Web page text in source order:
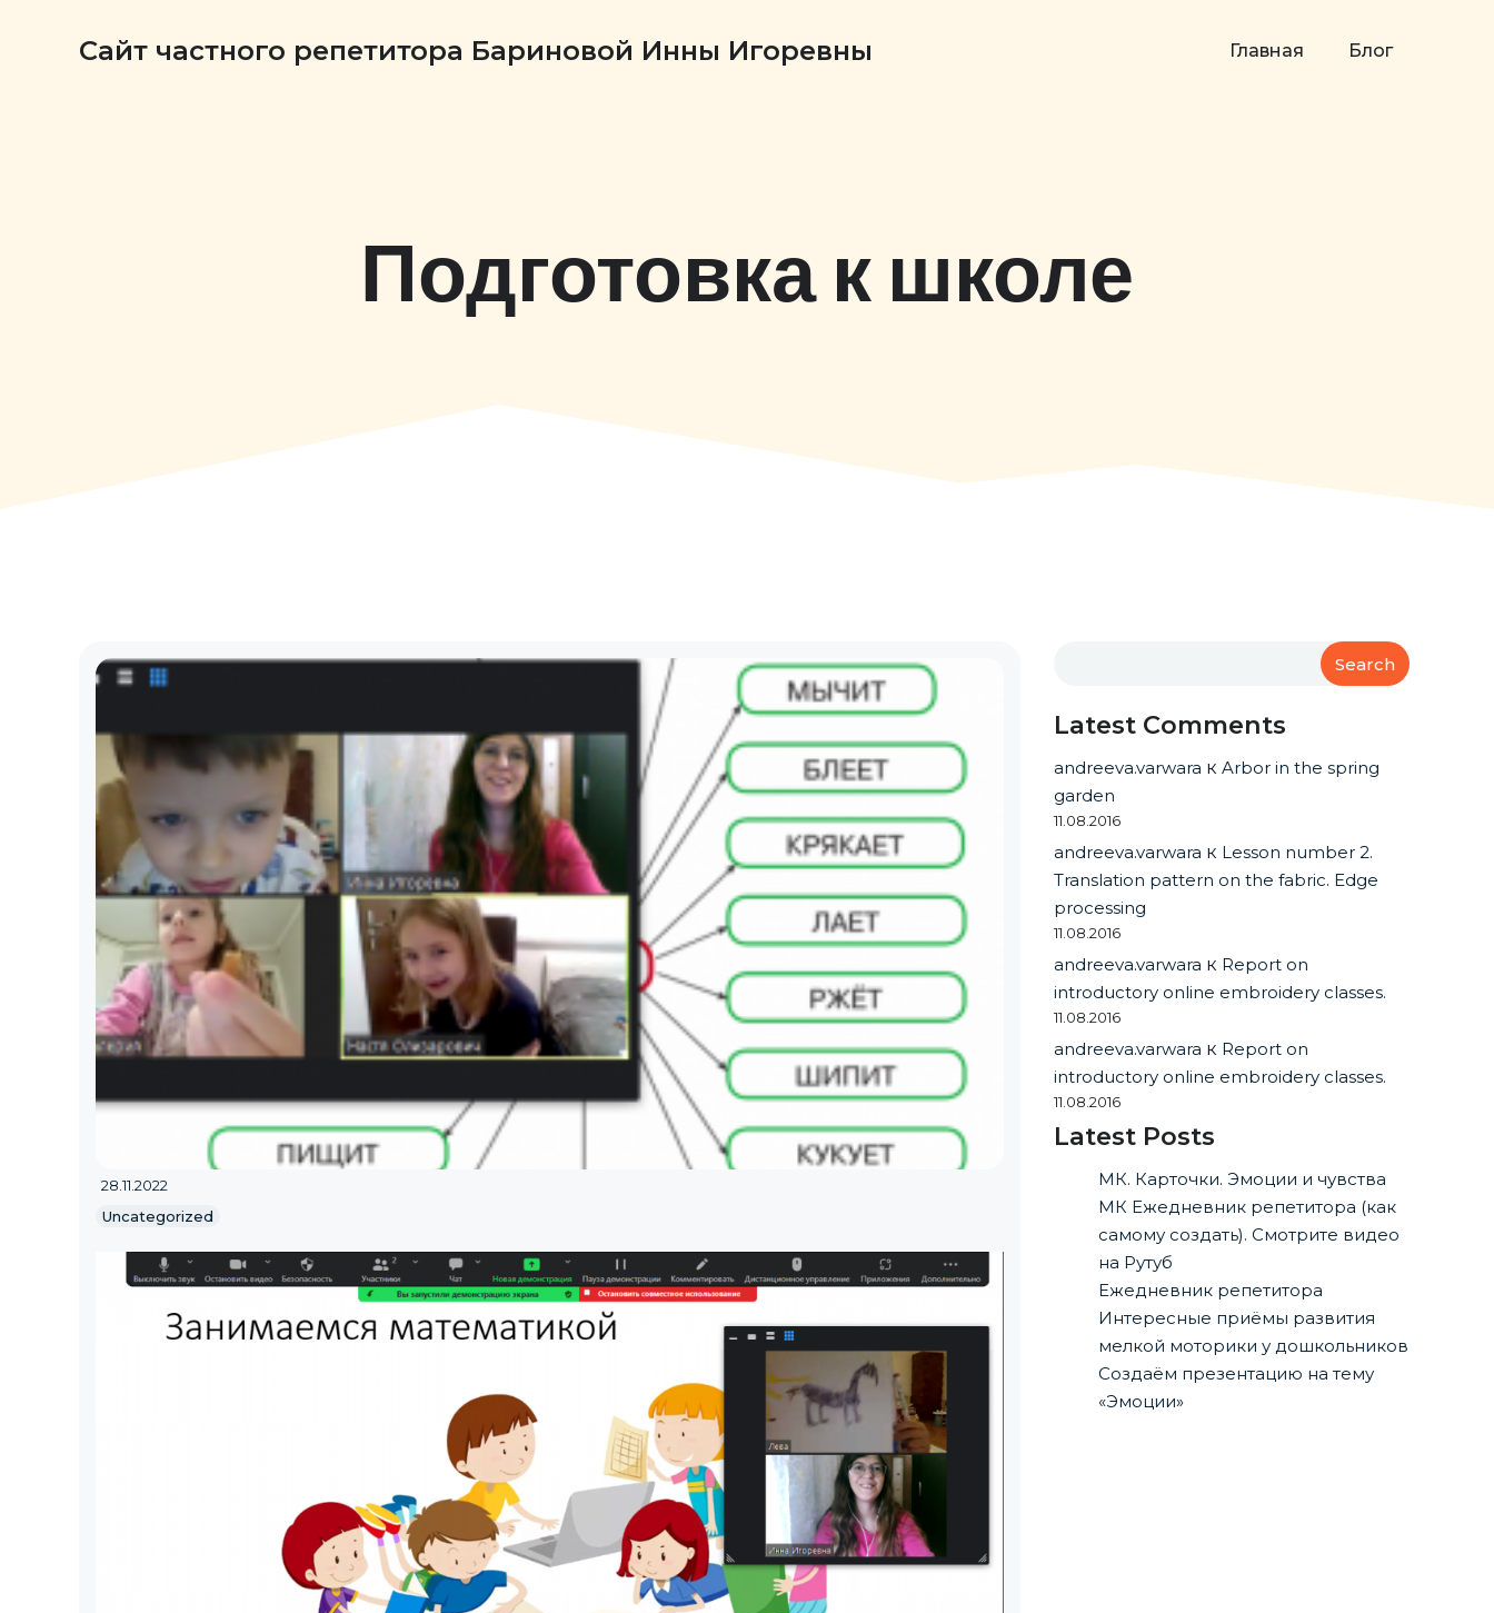
Сайт частного репетитора Бариновой Инны Игоревны Главная Блог
Подготовка к школе
28.11.2022
Uncategorized
Search
Latest Comments
andreeva.varwara кArbor in the spring
garden
11.08.2016
andreeva.varwara к Lesson number 2.
Translation pattern on the fabric. Edge
processing
11.08.2016
andreeva.varwara к Report on
introductory online embroidery classes.
11.08.2016
andreeva.varwara к Report on
introductory online embroidery classes.
11.08.2016
Latest Posts
МК. Карточки. Эмоции и чувства
МК Ежедневник репетитора (как
самому создать). Смотрите видео
на Рутуб
Ежедневник репетитора
Интересные приёмы развития
мелкой моторики у дошкольников
Создаём презентацию на тему
«Эмоции»